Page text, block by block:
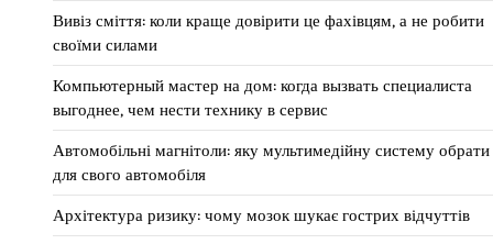
Вивіз сміття: коли краще довірити це фахівцям, а не робити
своїми силами
Компьютерный мастер на дом: когда вызвать специалиста
выгоднее, чем нести технику в сервис
Автомобільні магнітоли: яку мультимедійну систему обрати
для свого автомобіля
Архітектура ризику: чому мозок шукає гострих відчуттів